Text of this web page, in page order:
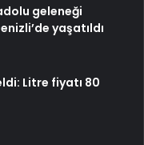
geleneği
yaşatıldı
Litre fiyatı 80